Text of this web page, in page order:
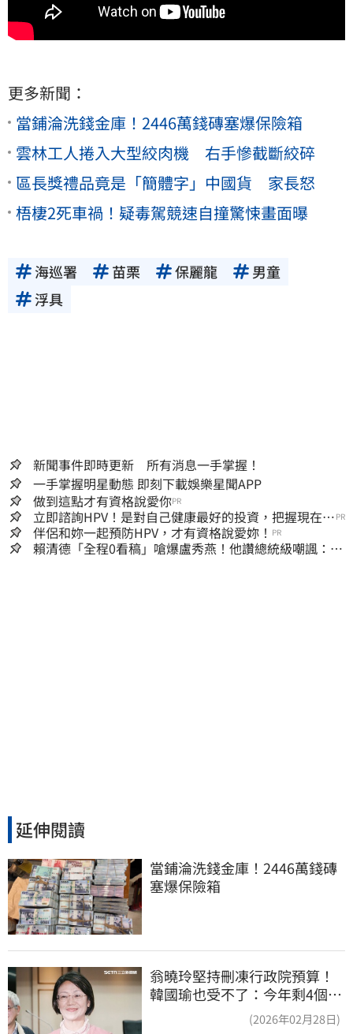
更多新聞：
當鋪淪洗錢金庫！2446萬錢磚塞爆保險箱
雲林工人捲入大型絞肉機 右手慘截斷絞碎
區長獎禮品竟是「簡體字」中國貨 家長怒
梧棲2死車禍！疑毒駕競速自撞驚悚畫面曝
海巡署 苗栗 保麗龍
男童
浮具
新聞事件即時更新 所有消息一手掌握！
一手掌握明星動態 即刻下載娛樂星聞APP
做到這點才有資格說愛你PR
立即諮詢HPV！是對自己健康最好的投資，把握現在不
嫌晚！
PR
伴侶和妳一起預防HPV，才有資格說愛妳！ PR
賴清德「全程0看稿」嗆爆盧秀燕！他讚總統級嘲諷：把
延伸閱讀
當鋪淪洗錢金庫！2446萬錢磚
塞爆保險箱
翁曉玲堅持刪凍行政院預算！
韓國瑜也受不了：今年剩4個月
(2026年02月28日)